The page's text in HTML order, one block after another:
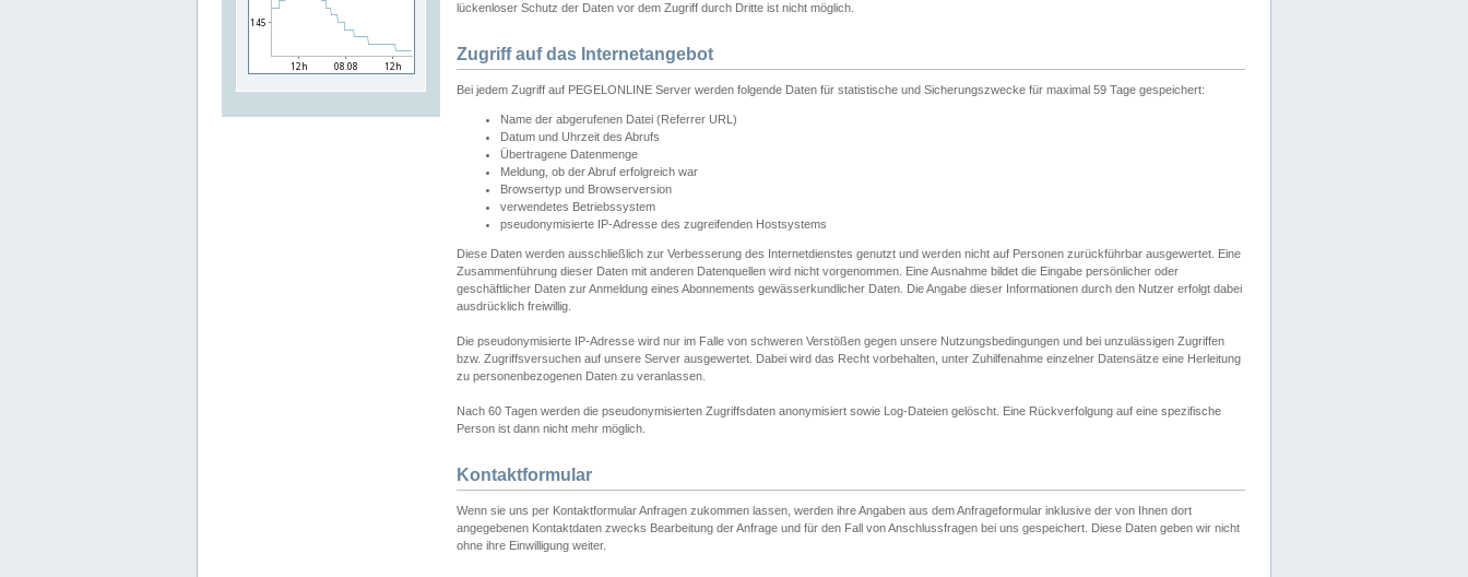
lückenloser Schutz der Daten vor dem Zugriff durch Dritte ist nicht möglich.
Zugriff auf das Internetangebot
Bei jedem Zugriff auf PEGELONLINE Server werden folgende Daten für statistische und Sicherungszwecke für maximal 59 Tage gespeichert:
Name der abgerufenen Datei (Referrer URL)
Datum und Uhrzeit des Abrufs
Übertragene Datenmenge
Meldung, ob der Abruf erfolgreich war
Browsertyp und Browserversion
verwendetes Betriebssystem
pseudonymisierte IP-Adresse des zugreifenden Hostsystems
Diese Daten werden ausschließlich zur Verbesserung des Internetdienstes genutzt und werden nicht auf Personen zurückführbar ausgewertet. Eine
Zusammenführung dieser Daten mit anderen Datenquellen wird nicht vorgenommen. Eine Ausnahme bildet die Eingabe persönlicher oder
geschäftlicher Daten zur Anmeldung eines Abonnements gewässerkundlicher Daten. Die Angabe dieser Informationen durch den Nutzer erfolgt dabei
ausdrücklich freiwillig.
Die pseudonymisierte IP-Adresse wird nur im Falle von schweren Verstößen gegen unsere Nutzungsbedingungen und bei unzulässigen Zugriffen
bzw. Zugriffsversuchen auf unsere Server ausgewertet. Dabei wird das Recht vorbehalten, unter Zuhilfenahme einzelner Datensätze eine Herleitung
zu personenbezogenen Daten zu veranlassen.
Nach 60 Tagen werden die pseudonymisierten Zugriffsdaten anonymisiert sowie Log-Dateien gelöscht. Eine Rückverfolgung auf eine spezifische
Person ist dann nicht mehr möglich.
Kontaktformular
Wenn sie uns per Kontaktformular Anfragen zukommen lassen, werden ihre Angaben aus dem Anfrageformular inklusive der von Ihnen dort
angegebenen Kontaktdaten zwecks Bearbeitung der Anfrage und für den Fall von Anschlussfragen bei uns gespeichert. Diese Daten geben wir nicht
ohne ihre Einwilligung weiter.